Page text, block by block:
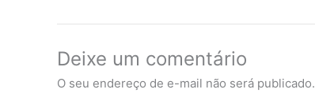
Deixe um comentário
O seu endereço de e-mail não será publicado.